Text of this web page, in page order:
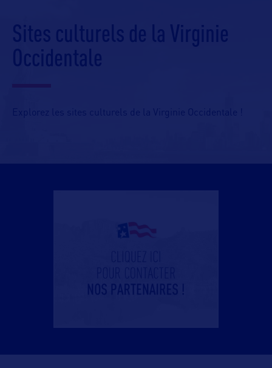
Occidentale
Explorez les sites culturels de la Virginie Occidentale !